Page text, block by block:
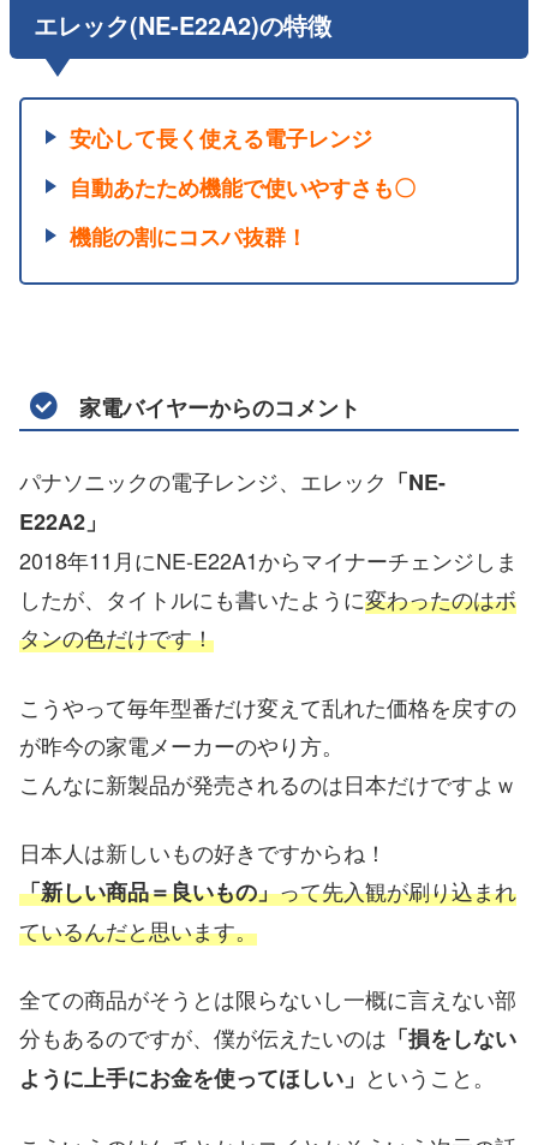
エレック(NE-E22A2)の特徴
安心して長く使える電子レンジ
自動あたため機能で使いやすさも〇
機能の割にコスパ抜群！
家電バイヤーからのコメント
パナソニックの電子レンジ、エレック 「NE-
E22A2」
2018年11月にNE-E22A1からマイナーチェンジしま
したが、タイトルにも書いたように変わったのはボ
タンの色だけです！
こうやって毎年型番だけ変えて乱れた価格を戻すの
が昨今の家電メーカーのやり方。
こんなに新製品が発売されるのは日本だけですよｗ
日本人は新しいもの好きですからね！
「新しい商品＝良いもの」って先入観が刷り込まれ
ているんだと思います。
全ての商品がそうとは限らないし一概に言えない部
分もあるのですが、僕が伝えたいのは 「損をしない
ように上手にお金を使ってほしい」 ということ。